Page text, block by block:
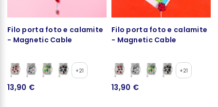
Filo porta foto e calamite
- Magnetic Cable
+21
13,90 €
Filo porta foto e calamite
- Magnetic Cable
+21
13,90 €